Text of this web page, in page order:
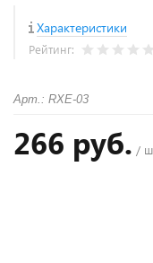
Характеристики
Рейтинг:
Арт.: RXЕ-03
266 руб. /